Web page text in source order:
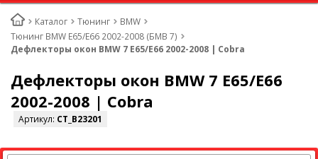
Каталог Тюнинг
BMW
Тюнинг BMW E65/E66 2002-2008 (БМВ 7)
Дефлекторы окон BMW 7 E65/E66 2002-2008 | Cobra
Дефлекторы окон BMW 7 E65/E66
2002-2008 | Cobra
Артикул: CT_B23201